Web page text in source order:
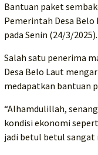
Bantuan paket
Pemerintah Desa
pada Senin (24/3/2025).
Salah satu penerima
Desa Belo Laut
medapatkan bantuan
“Alhamdulillah,
kondisi ekonomi
jadi betul betul sangat